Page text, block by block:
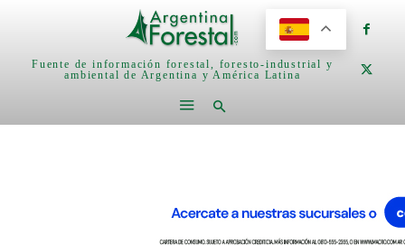
Fuente de información forestal, foresto-industrial y
ambiental de Argentina y América Latina